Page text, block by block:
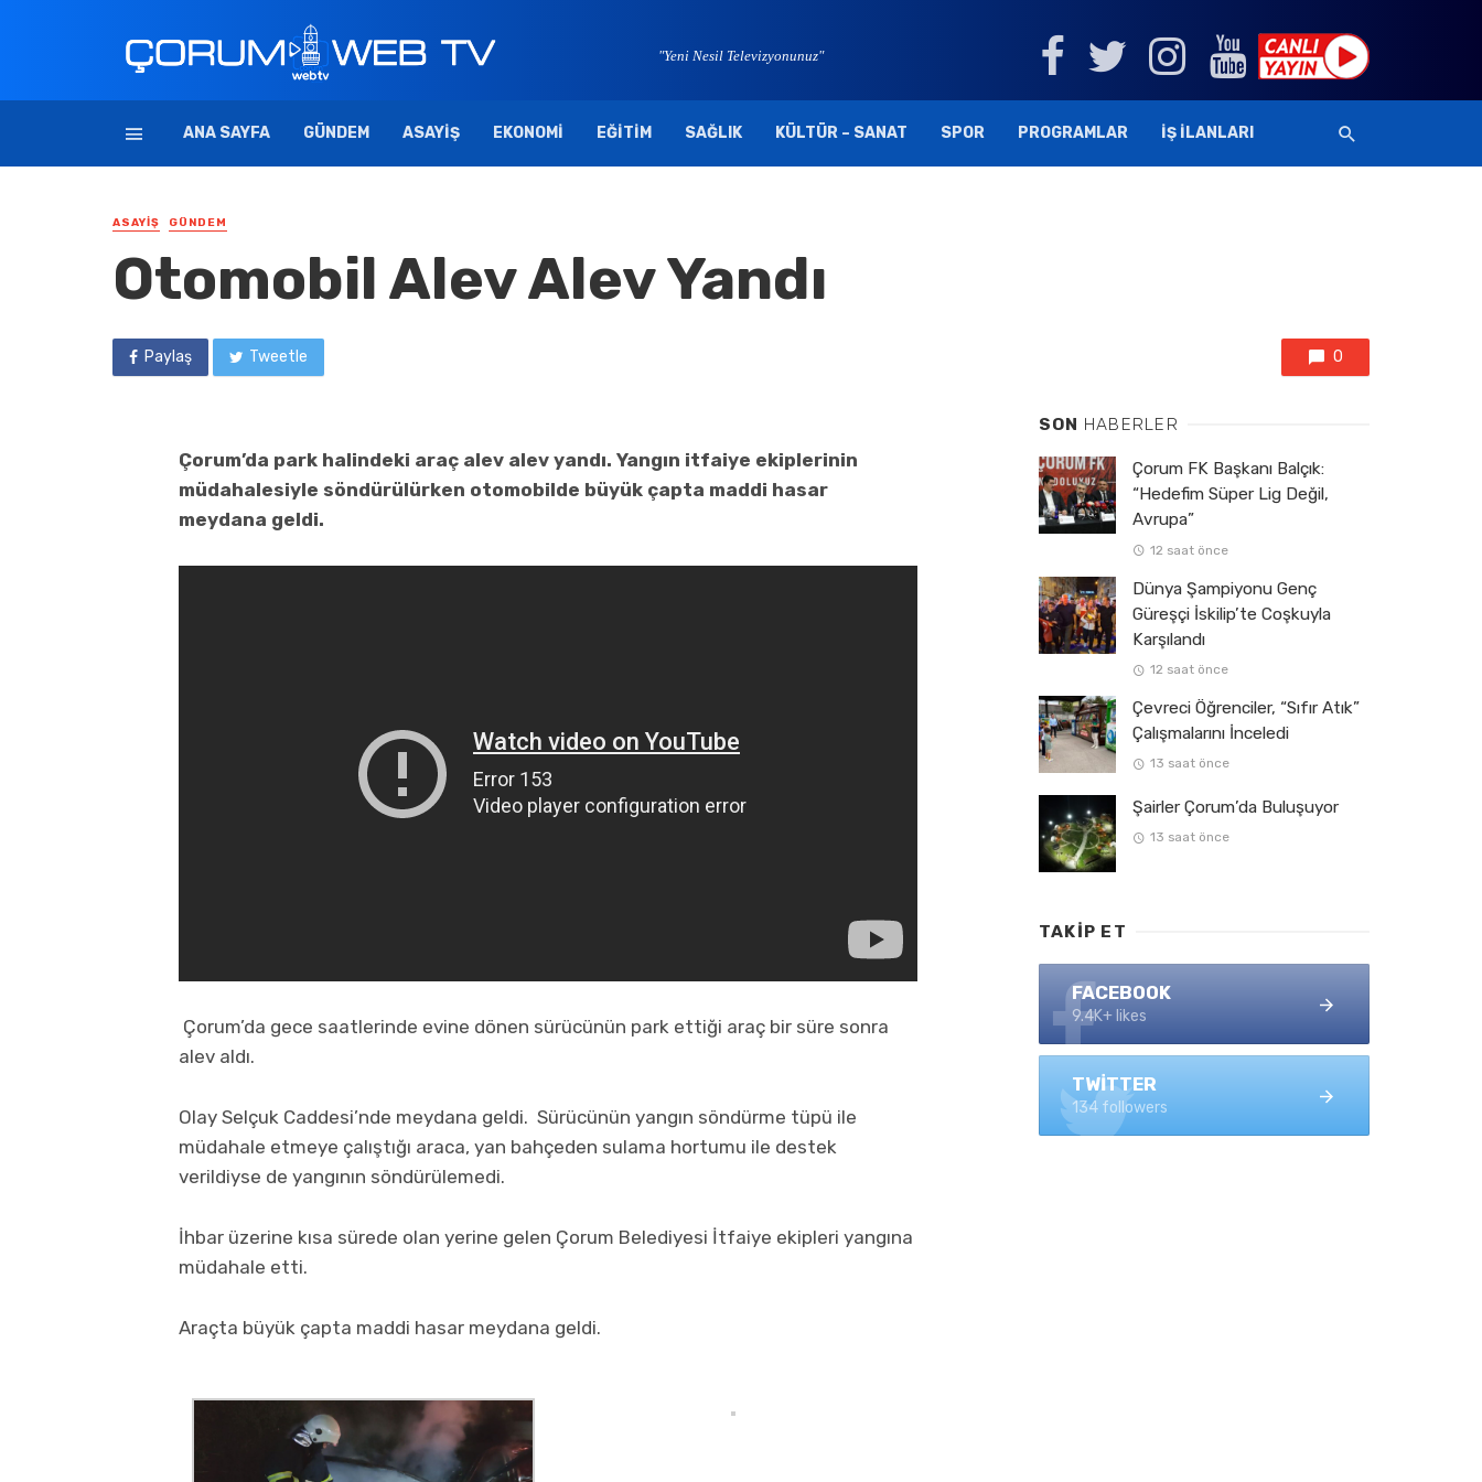
"Yeni Nesil Televizyonunuz"
ANA SAYFA GÜNDEM ASAYIŞ EKONOMI EĞITIM SAĞLIK KÜLTÜR – SANAT SPOR PROGRAMLAR İŞ İLANLARI
ASAYIŞ GÜNDEM
Otomobil Alev Alev Yandı
Paylaş Tweetle 0
Çorum’da park halindeki araç alev alev yandı. Yangın itfaiye ekiplerinin
müdahalesiyle söndürülürken otomobilde büyük çapta maddi hasar
meydana geldi.
Çorum’da gece saatlerinde evine dönen sürücünün park ettiği araç bir süre sonra
alev aldı.
Olay Selçuk Caddesi’nde meydana geldi. Sürücünün yangın söndürme tüpü ile
müdahale etmeye çalıştığı araca, yan bahçeden sulama hortumu ile destek
verildiyse de yangının söndürülemedi.
İhbar üzerine kısa sürede olan yerine gelen Çorum Belediyesi İtfaiye ekipleri yangına
müdahale etti.
Araçta büyük çapta maddi hasar meydana geldi.
SON HABERLER
Çorum FK Başkanı Balçık:
“Hedefim Süper Lig Değil,
Avrupa”
12 saat önce
Dünya Şampiyonu Genç
Güreşçi İskilip’te Coşkuyla
Karşılandı
12 saat önce
Çevreci Öğrenciler, “Sıfır Atık”
Çalışmalarını İnceledi
13 saat önce
Şairler Çorum’da Buluşuyor
13 saat önce
TAKIP ET
FACEBOOK
9.4K+ likes
TWITTER
134 followers